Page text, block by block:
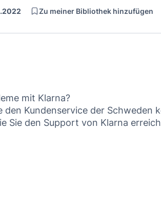
Zu meiner Bibliothek hinzufügen
mit Klarna?
den Kundenservice der Schweden
Sie den Support von Klarna